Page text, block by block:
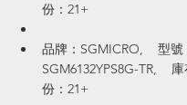
份：21+
品牌：SGMICRO,    型號
SGM6132YPS8G-TR,
份：21+